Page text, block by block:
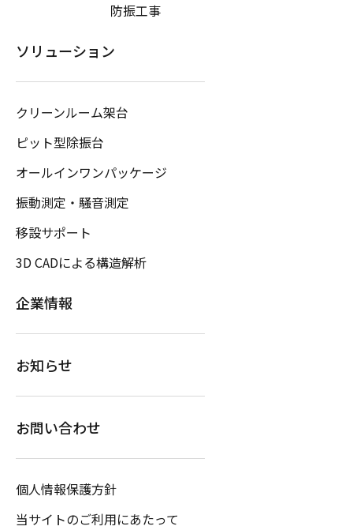
防振工事
ソリューション
クリーンルーム架台
ピット型除振台
オールインワンパッケージ
振動測定・騒音測定
移設サポート
3D CADによる構造解析
企業情報
お知らせ
お問い合わせ
個人情報保護方針
当サイトのご利用にあたって